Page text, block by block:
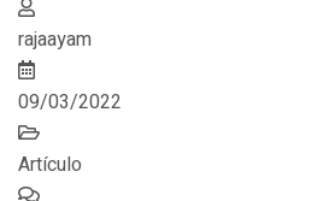
rajaayam
09/03/2022
Artículo